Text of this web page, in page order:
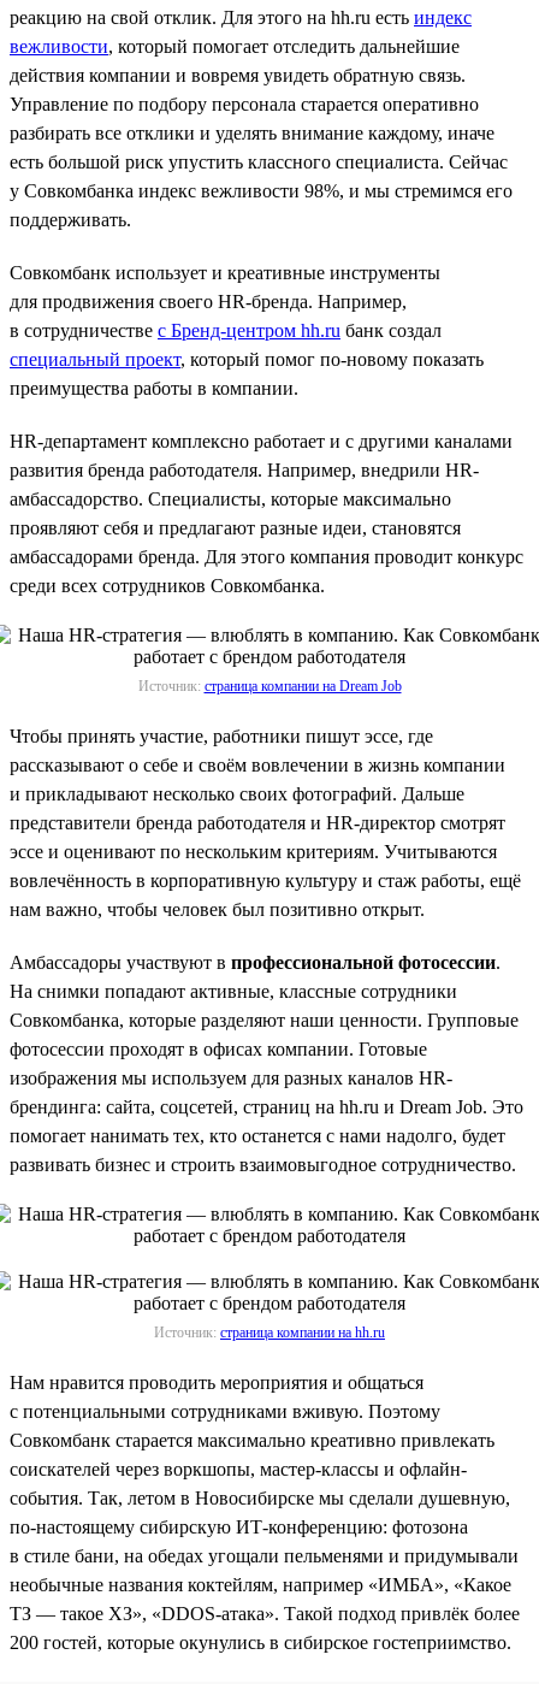
реакцию на свой отклик. Для этого на hh.ru есть индекс
вежливости, который помогает отследить дальнейшие
действия компании и вовремя увидеть обратную связь.
Управление по подбору персонала старается оперативно
разбирать все отклики и уделять внимание каждому, иначе
есть большой риск упустить классного специалиста. Сейчас
у Совкомбанка индекс вежливости 98%, и мы стремимся его
поддерживать.
Совкомбанк использует и креативные инструменты
для продвижения своего HR-бренда. Например,
в сотрудничестве с Бренд-центром hh.ru банк создал
специальный проект, который помог по-новому показать
преимущества работы в компании.
HR-департамент комплексно работает и с другими каналами
развития бренда работодателя. Например, внедрили HR-
амбассадорство. Специалисты, которые максимально
проявляют себя и предлагают разные идеи, становятся
амбассадорами бренда. Для этого компания проводит конкурс
среди всех сотрудников Совкомбанка.
Источник: страница компании на Dream Job
Чтобы принять участие, работники пишут эссе, где
рассказывают о себе и своём вовлечении в жизнь компании
и прикладывают несколько своих фотографий. Дальше
представители бренда работодателя и HR-директор смотрят
эссе и оценивают по нескольким критериям. Учитываются
вовлечённость в корпоративную культуру и стаж работы, ещё
нам важно, чтобы человек был позитивно открыт.
Амбассадоры участвуют в профессиональной фотосессии.
На снимки попадают активные, классные сотрудники
Совкомбанка, которые разделяют наши ценности. Групповые
фотосессии проходят в офисах компании. Готовые
изображения мы используем для разных каналов HR-
брендинга: сайта, соцсетей, страниц на hh.ru и Dream Job. Это
помогает нанимать тех, кто останется с нами надолго, будет
развивать бизнес и строить взаимовыгодное сотрудничество.
Источник: страница компании на hh.ru
Нам нравится проводить мероприятия и общаться
с потенциальными сотрудниками вживую. Поэтому
Совкомбанк старается максимально креативно привлекать
соискателей через воркшопы, мастер-классы и офлайн-
события. Так, летом в Новосибирске мы сделали душевную,
по-настоящему сибирскую ИТ-конференцию: фотозона
в стиле бани, на обедах угощали пельменями и придумывали
необычные названия коктейлям, например «ИМБА», «Какое
ТЗ — такое ХЗ», «DDOS-атака». Такой подход привлёк более
200 гостей, которые окунулись в сибирское гостеприимство.